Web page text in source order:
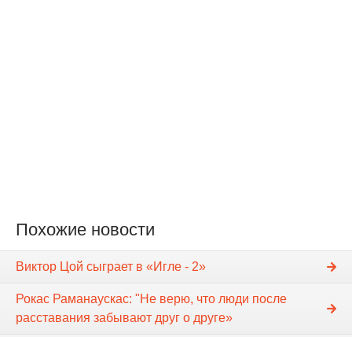
Похожие новости
Виктор Цой сыграет в «Игле - 2»
Рокас Раманаускас: "Не верю, что люди после
расставания забывают друг о друге»